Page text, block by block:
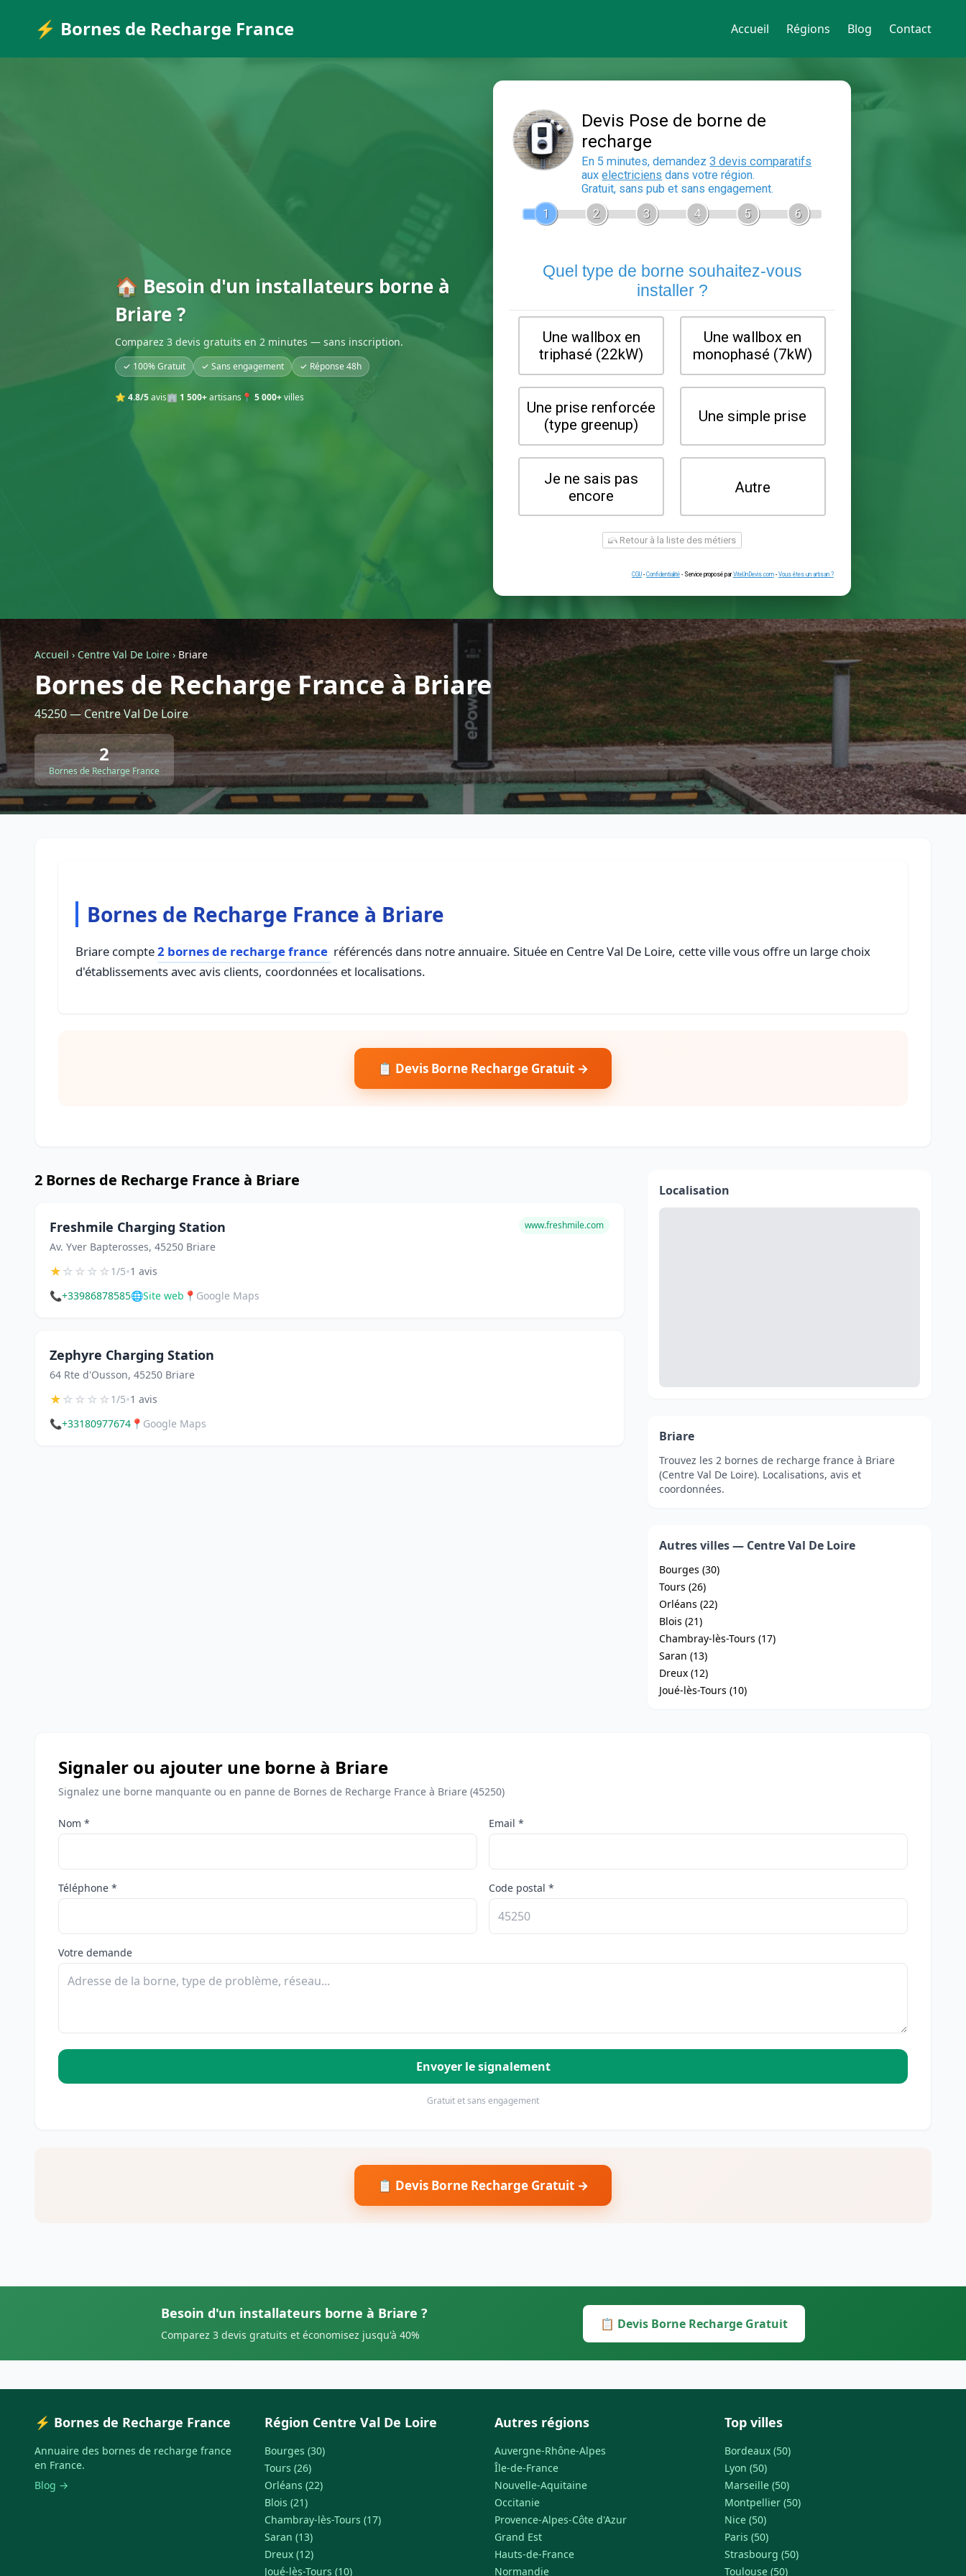
⚡ Bornes de Recharge France Accueil Régions Blog Contact
🏠 Besoin d'un installateurs borne à
Briare ?
Comparez 3 devis gratuits en 2 minutes — sans inscription.
✓ 100% Gratuit ✓ Sans engagement ✓ Réponse 48h
⭐ 4.8/5avis🏢 1 500+artisans 📍 5 000+villes
recharge
En 5 minutes, demandez
auxelectriciensdans votre région.
Gratuit, sans pub et sans engagement.
Quel type de borne souhaitez-
installer ?
Une wallbox en
Une prise renforcée
(type greenup)
Je ne sais pas
Retour à la liste des métiers
Confidentialité - Service proposé par ViteUnDevis.com-
Accueil › Centre Val De Loire › Briare
Bornes de Recharge France à Briare
45250 — Centre Val De Loire
2
Bornes de Recharge France
Bornes de Recharge France à Briare
Briare compte2 bornes de recharge france référencés dans notre annuaire. Située en Centre Val De Loire, cette ville vous offre un large choix
d'établissements avec avis clients, coordonnées et localisations.
📋 Devis Borne Recharge Gratuit →
2 Bornes de Recharge France à Briare
Freshmile Charging Station
Av. Yver Bapterosses, 45250 Briare
www.freshmile.com
★☆☆☆☆1/5•1 avis
📞+33986878585🌐Site web 📍 Google Maps
Zephyre Charging Station
64 Rte d'Ousson, 45250 Briare
★☆☆☆☆1/5•1 avis
📞+33180977674 📍 Google Maps
Localisation
Briare
Trouvez les 2 bornes de recharge france à Briare
(Centre Val De Loire). Localisations, avis et
coordonnées.
Autres villes — Centre Val De Loire
Bourges (30)
Tours (26)
Orléans (22)
Blois (21)
Chambray-lès-Tours (17)
Saran (13)
Dreux (12)
Joué-lès-Tours (10)
Signaler ou ajouter une borne à Briare
Signalez une borne manquante ou en panne de Bornes de Recharge France à Briare (45250)
Nom * Email *
Téléphone * Code postal *
Votre demande
Envoyer le signalement
Gratuit et sans engagement
📋 Devis Borne Recharge Gratuit →
Besoin d'un installateurs borne à Briare ?
Comparez 3 devis gratuits et économisez jusqu'à 40%
📋 Devis Borne Recharge Gratuit
⚡ Bornes de Recharge France
Annuaire des bornes de recharge france
en France.
Blog →
Région Centre Val De Loire
Bourges (30)
Tours (26)
Orléans (22)
Blois (21)
Chambray-lès-Tours (17)
Saran (13)
Dreux (12)
Joué-lès-Tours (10)
Autres régions
Auvergne-Rhône-Alpes
Île-de-France
Nouvelle-Aquitaine
Occitanie
Provence-Alpes-Côte d'Azur
Grand Est
Hauts-de-France
Normandie
Top villes
Bordeaux (50)
Lyon (50)
Marseille (50)
Montpellier (50)
Nice (50)
Paris (50)
Strasbourg (50)
Toulouse (50)